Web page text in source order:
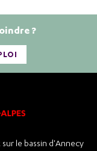
?
le bassin d'Annecy